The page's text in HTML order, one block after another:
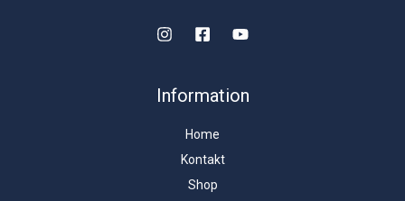
Information
Home
Kontakt
Shop